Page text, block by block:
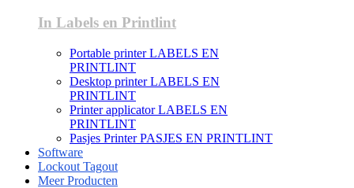
In Labels en Printlint
Portable printer LABELS EN
PRINTLINT
Desktop printer LABELS EN
PRINTLINT
Printer applicator LABELS EN
PRINTLINT
Pasjes Printer PASJES EN PRINTLINT
Software
Lockout Tagout
Meer Producten